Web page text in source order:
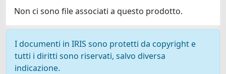
Non ci sono file associati a questo prodotto.
I documenti in IRIS sono protetti da copyright e
tutti i diritti sono riservati, salvo diversa
indicazione.